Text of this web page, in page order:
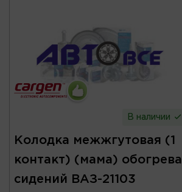
В наличии
Колодка межжгутовая (1
контакт) (мама) обогрева
сидений ВАЗ-21103